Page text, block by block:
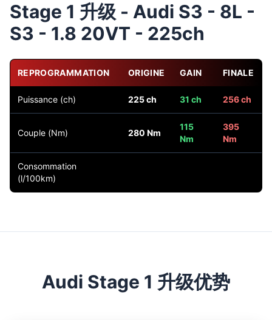
Stage 1 升级 - Audi S3 - 8L -
S3 - 1.8 20VT - 225ch
REPROGRAMMATION ORIGINE GAIN FINALE
Puissance (ch) 225 ch 31 ch 256 ch
Couple (Nm) 280 Nm
115
Nm
395
Nm
Consommation
(l/100km)
Audi Stage 1 升级优势